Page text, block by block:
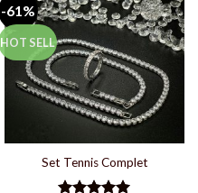
-61%
HOT SELL
Set Tennis Complet